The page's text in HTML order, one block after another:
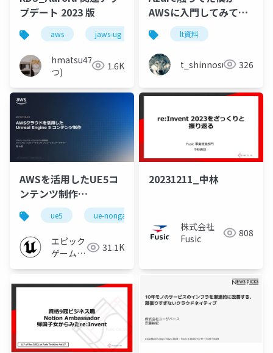
プデート 2023 版
aws jaws-ug aurora mysql
hmatsu47(ま
つ)
1.6K
AWSに入門してみて感
じたことlt資料
t_shinnosuke 326
AWSを活用したUE5コ
ンテンツ制作
【Cinematic Dive
2023】
ue5 ue-nongame
エピック
ゲームズ
31.1K
20231211_中林
株式会社
Fusic
808